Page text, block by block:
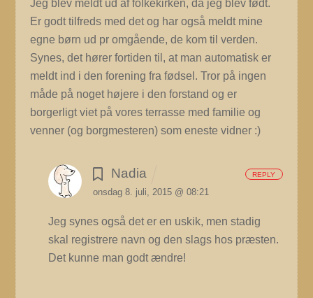
Jeg blev meldt ud af folkekirken, da jeg blev født.
Er godt tilfreds med det og har også meldt mine
egne børn ud pr omgående, de kom til verden.
Synes, det hører fortiden til, at man automatisk er
meldt ind i den forening fra fødsel. Tror på ingen
måde på noget højere i den forstand og er
borgerligt viet på vores terrasse med familie og
venner (og borgmesteren) som eneste vidner :)
Nadia
onsdag 8. juli, 2015 @ 08:21
Jeg synes også det er en uskik, men stadig
skal registrere navn og den slags hos præsten.
Det kunne man godt ændre!
REPLY